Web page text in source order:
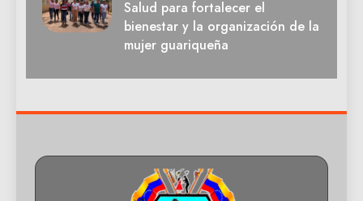
Salud para fortalecer el
bienestar y la organización de la
mujer guariqueña